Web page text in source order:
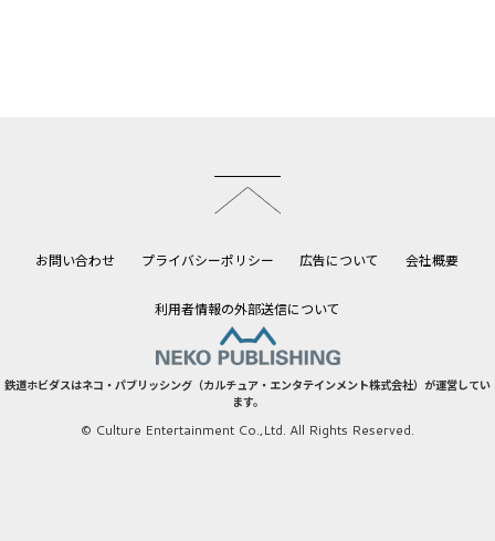
お問い合わせ プライバシーポリシー 広告について 会社概要
利用者情報の外部送信について
鉄道ホビダスはネコ・パブリッシング（カルチュア・エンタテインメント株式会社）が運営してい
ます。
© Culture Entertainment Co.,Ltd. All Rights Reserved.